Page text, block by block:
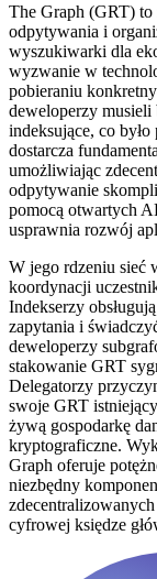
The Graph (GRT) to
odpytywania i
wyszukiwarki dla
wyzwanie w
pobieraniu
deweloperzy musieli
indeksujące, co było
dostarcza
umożliwiając
odpytywanie
pomocą otwartych
usprawnia rozwój
W jego rdzeniu sieć
koordynacji
Indekserzy
zapytania i
deweloperzy
stakowanie GRT
Delegatorzy
swoje GRT
żywą gospodarkę
kryptograficzne.
Graph oferuje
niezbędny
cyfrowej księdze